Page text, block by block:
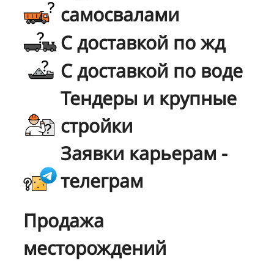
самосвалами
С доставкой по жд
С доставкой по воде
Тендеры и крупные
стройки
Заявки карьерам -
телеграм
Продажа
месторождений